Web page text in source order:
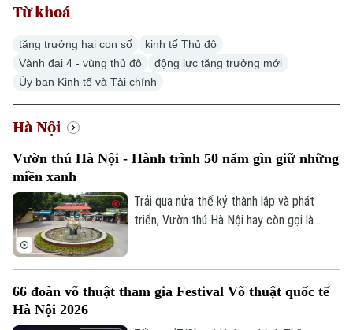
Từ khoá
tăng trưởng hai con số
kinh tế Thủ đô
Vành đai 4 - vùng thủ đô
động lực tăng trưởng mới
Ủy ban Kinh tế và Tài chính
Hà Nội
Vườn thú Hà Nội - Hành trình 50 năm gìn giữ những
miền xanh
Trải qua nửa thế kỷ thành lập và phát
triển, Vườn thú Hà Nội hay còn gọi là
với nhiều thế hệ người dân Thủ đô.
66 đoàn võ thuật tham gia Festival Võ thuật quốc tế
Hà Nội 2026